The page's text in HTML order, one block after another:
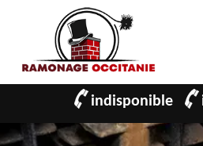
indisponible